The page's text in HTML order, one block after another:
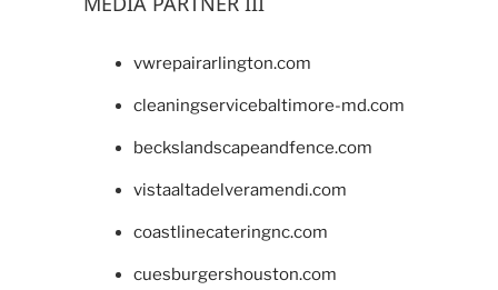
vwrepairarlington.com
cleaningservicebaltimore-md.com
beckslandscapeandfence.com
vistaaltadelveramendi.com
coastlinecateringnc.com
cuesburgershouston.com